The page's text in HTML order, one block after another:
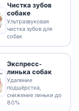
Чистка зубов
собаке
Ультразвуковая
чистка зубов для
собак
Экспресс-
линька собак
Удаление
подшёрстка,
снижение линьки до
80%